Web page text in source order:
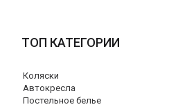
ТОП КАТЕГОРИИ
Коляски
Автокресла
Постельное белье